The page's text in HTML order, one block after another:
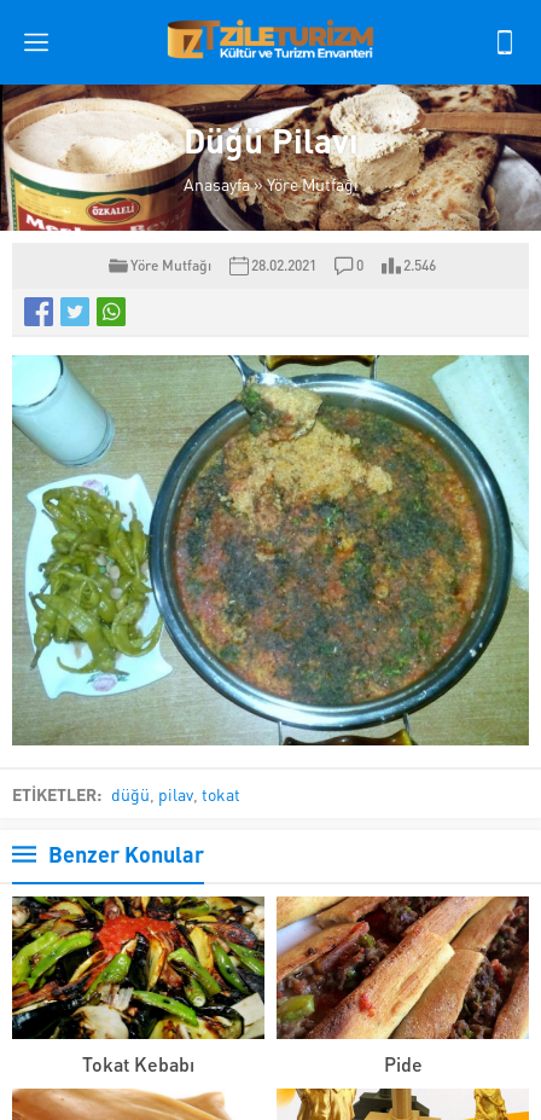
Düğü Pilavı
Anasayfa»Yöre Mutfağı
Yöre Mutfağı 28.02.2021 0 2.546
ETİKETLER: düğü pilav tokat
Benzer Konular
Tokat Kebabı Pide